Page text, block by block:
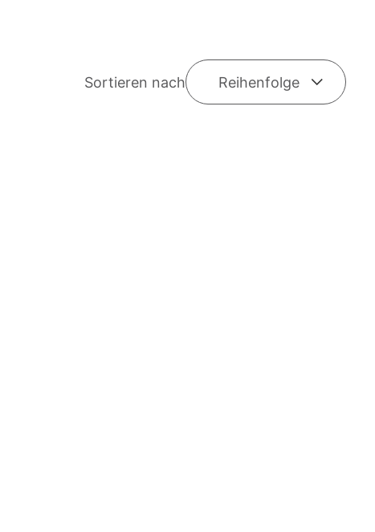
Sortieren nach